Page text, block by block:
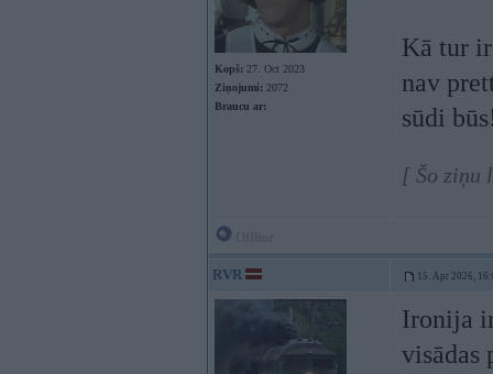
Kopš: 27. Oct 2023
Ziņojumi: 2072
Braucu ar:
Kā tur
nav
sūdi
[ Šo ziņu
RVR 15. Apr 2026,
Ironija
visādas